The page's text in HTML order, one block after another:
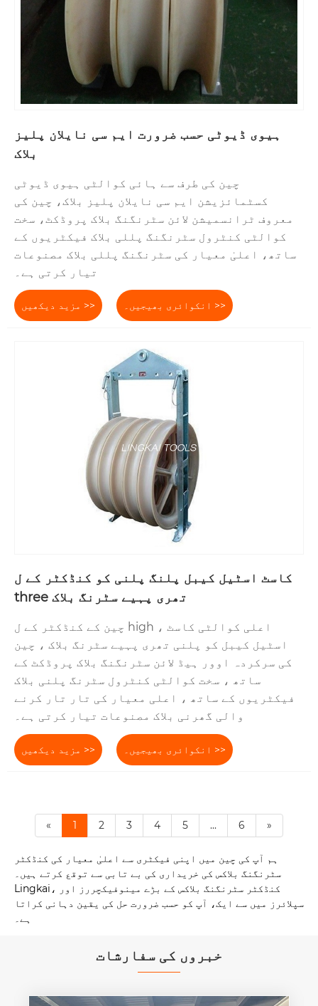
ہیوی ڈیوٹی حسب ضرورت ایم سی نایلان پلیز
بلاک
چین کی طرف سے ہائی کوالٹی ہیوی ڈیوٹی
کسٹمائزیشن ایم سی نایلان پلیز بلاک، چین کی
معروف ٹرانسمیشن لائن سٹرنگنگ بلاک پروڈکٹ، سخت
کوالٹی کنٹرول سٹرنگنگ پللی بلاک فیکٹریوں کے
ساتھ، اعلیٰ معیار کی سٹرنگنگ پللی بلاک مصنوعات
تیار کرتی ہے۔
مزید دیکھیں >> انکوائری بھیجیں۔ >>
کاسٹ اسٹیل کیبل پلنگ پلنی کو کنڈکٹر کے ل
three تھری پہیے سٹرنگ بلاک
چین کے کنڈکٹر کے ل high ، اعلی کوالٹی کاسٹ
اسٹیل کیبل کو پلنی تھری پہیے سٹرنگ بلاک ، چین
کی سرکردہ اوور ہیڈ لائن سٹرنگنگ بلاک پروڈکٹ کے
ساتھ ، سخت کوالٹی کنٹرول سٹرنگ پلنی بلاک
فیکٹریوں کے ساتھ ، اعلی معیار کی تار تار کرنے
والی گھرنی بلاک مصنوعات تیار کرتی ہے۔
مزید دیکھیں >> انکوائری بھیجیں۔ >>
« 1 2 3 4 5 ... 6 »
ہم آپ کی چین میں اپنی فیکٹری سے اعلیٰ معیار کی کنڈکٹر
سٹرنگنگ بلاکس کی خریداری کی بے تابی سے توقع کرتے ہیں۔
Lingkai، کنڈکٹر سٹرنگنگ بلاکس کے بڑے مینوفیکچررز اور
سپلائرز میں سے ایک، آپ کو حسب ضرورت حل کی یقین دہانی کراتا
ہے۔
خبروں کی سفارشات